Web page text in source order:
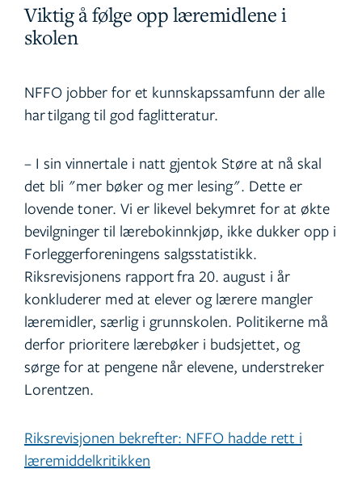
Viktig å følge opp læremidlene i
skolen
NFFO jobber for et kunnskapssamfunn der alle
har tilgang til god faglitteratur.
– I sin vinnertale i natt gjentok Støre at nå skal
det bli "mer bøker og mer lesing". Dette er
lovende toner. Vi er likevel bekymret for at økte
bevilgninger til lærebokinnkjøp, ikke dukker opp i
Forleggerforeningens salgsstatistikk.
Riksrevisjonens rapport fra 20. august i år
konkluderer med at elever og lærere mangler
læremidler, særlig i grunnskolen. Politikerne må
derfor prioritere lærebøker i budsjettet, og
sørge for at pengene når elevene, understreker
Lorentzen.
Riksrevisjonen bekrefter: NFFO hadde rett i
læremiddelkritikken